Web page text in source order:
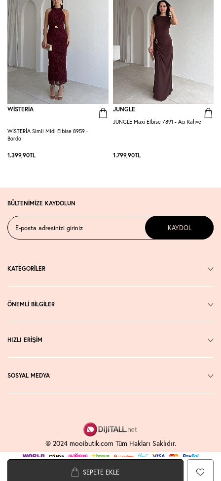
SEPETE EKLE
WİSTERİA
WİSTERİA Simli Midi Elbise 8959 -
Bordo
1.399,90TL
JUNGLE
JUNGLE Maxi Elbise 7891 - Acı Kahve
1.799,90TL
BÜLTENİMİZE KAYDOLUN
KAYDOL
KATEGORİLER
ÖNEMLİ BİLGİLER
HIZLI ERİŞİM
SOSYAL MEDYA
@ 2024 mooibutik.com Tüm Hakları Saklıdır.
-SoftE-Ticaret